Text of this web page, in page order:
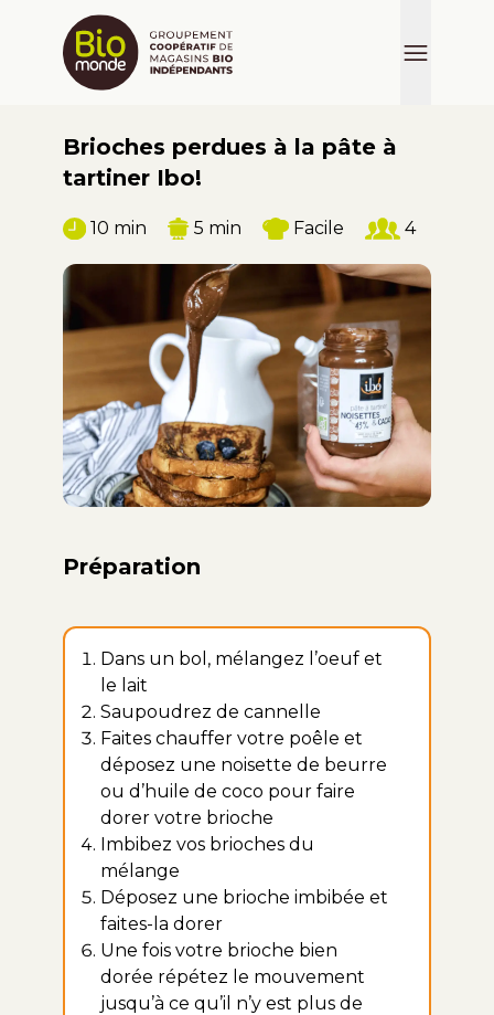
Brioches perdues à la pâte à
tartiner Ibo!
10 min 5 min Facile 4
Préparation
Dans un bol, mélangez l’oeuf et
le lait
Saupoudrez de cannelle
Faites chauffer votre poêle et
déposez une noisette de beurre
ou d’huile de coco pour faire
dorer votre brioche
Imbibez vos brioches du
mélange
Déposez une brioche imbibée et
faites-la dorer
Une fois votre brioche bien
dorée répétez le mouvement
jusqu’à ce qu’il n’y est plus de